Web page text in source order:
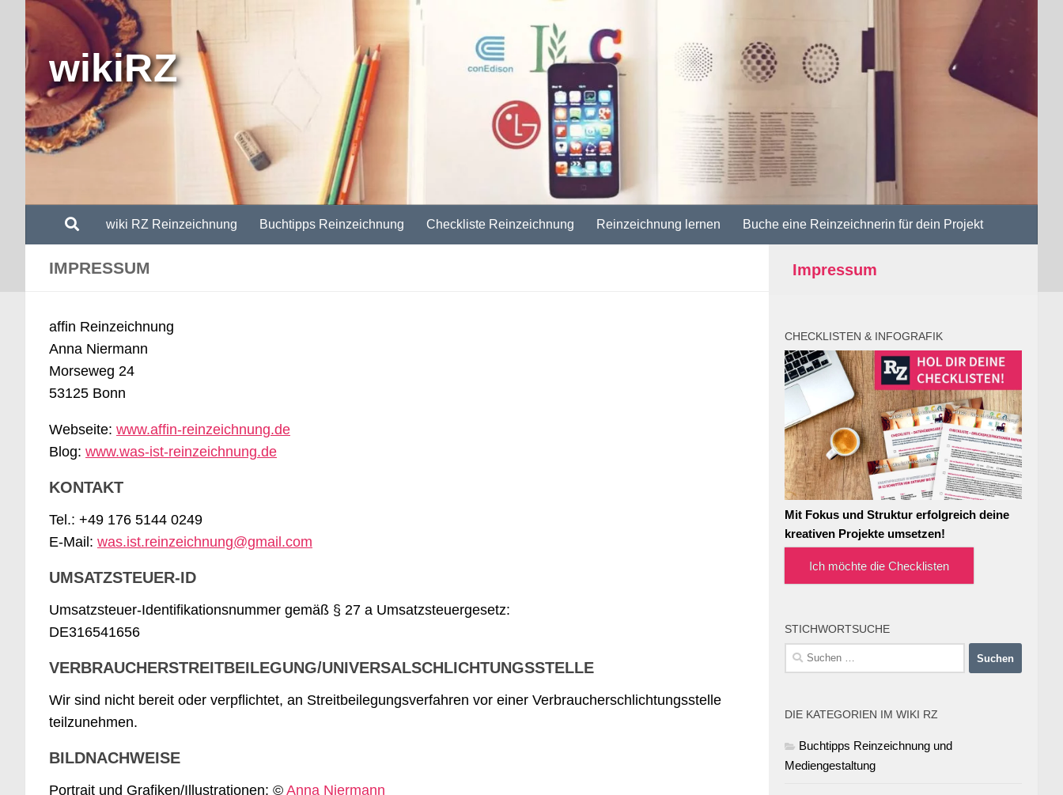
Zum Inhalt springen
wikiRZ
wiki RZ Reinzeichnung Buchtipps Reinzeichnung Checkliste Reinzeichnung Reinzeichnung lernen Buche eine Reinzeichnerin für dein Projekt
IMPRESSUM
affin Reinzeichnung
Anna Niermann
Morseweg 24
53125 Bonn
Webseite: www.affin-reinzeichnung.de
Blog: www.was-ist-reinzeichnung.de
KONTAKT
Tel.: +49 176 5144 0249
E-Mail: was.ist.reinzeichnung@gmail.com
UMSATZSTEUER-ID
Umsatzsteuer-Identifikationsnummer gemäß § 27 a Umsatzsteuergesetz:
DE316541656
VERBRAUCHERSTREITBEILEGUNG/UNIVERSALSCHLICHTUNGSSTELLE
Wir sind nicht bereit oder verpflichtet, an Streitbeilegungsverfahren vor einer Verbraucherschlichtungsstelle
teilzunehmen.
BILDNACHWEISE
Portrait und Grafiken/Illustrationen: © Anna Niermann
Impressum
CHECKLISTEN & INFOGRAFIK
Mit Fokus und Struktur erfolgreich deine
kreativen Projekte umsetzen!
Ich möchte die Checklisten
STICHWORTSUCHE
Suchen
nach:
DIE KATEGORIEN IM WIKI RZ
Buchtipps Reinzeichnung und
Mediengestaltung